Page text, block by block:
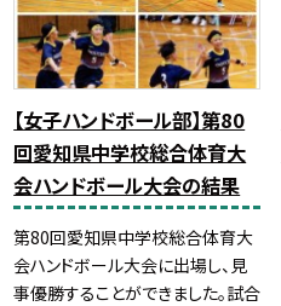
【女子ハンドボール部】第80
回愛知県中学校総合体育大
会ハンドボール大会の結果
第80回愛知県中学校総合体育大
会ハンドボール大会に出場し、見
事優勝することができました。試合